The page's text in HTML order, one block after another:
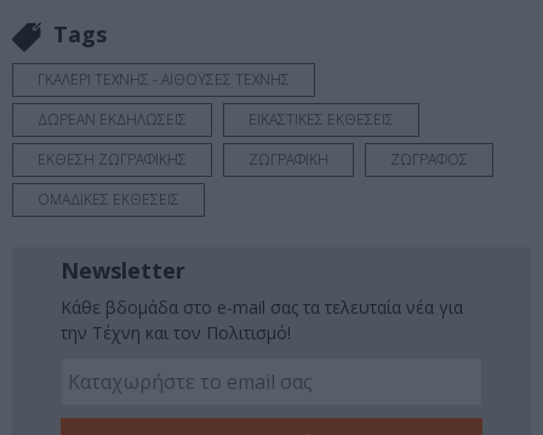
Tags
ΓΚΑΛΕΡΙ ΤΕΧΝΗΣ - ΑΙΘΟΥΣΕΣ ΤΕΧΝΗΣ
ΔΩΡΕΑΝ ΕΚΔΗΛΩΣΕΙΣ
ΕΙΚΑΣΤΙΚΕΣ ΕΚΘΕΣΕΙΣ
ΕΚΘΕΣΗ ΖΩΓΡΑΦΙΚΗΣ
ΖΩΓΡΑΦΙΚΗ
ΖΩΓΡΑΦΟΣ
ΟΜΑΔΙΚΕΣ ΕΚΘΕΣΕΙΣ
Newsletter
Κάθε βδομάδα στο e-mail σας τα τελευταία νέα για
την Τέχνη και τον Πολιτισμό!